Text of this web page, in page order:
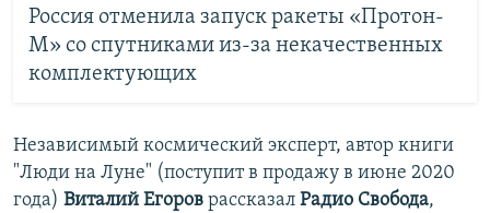
Россия отменила запуск ракеты «Протон-
М» со спутниками из-за некачественных
комплектующих
Независимый космический эксперт, автор книги
"Люди на Луне" (поступит в продажу в июне 2020
года) Виталий Егоров рассказал Радио Свобода,